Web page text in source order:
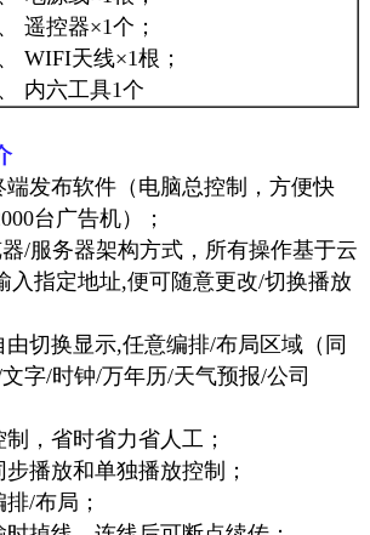
遥控器×1个；
WIFI天线×1根；
内六工具1个
端发布软件（电脑总控制，方便快
台广告机）；
/服务器架构方式，所有操作基于云
入指定地址,便可随意更改/切换播放
切换显示,任意编排/布局区域（同
字/时钟/万年历/天气预报/公司
，省时省力省人工；
播放和单独播放控制；
/布局；